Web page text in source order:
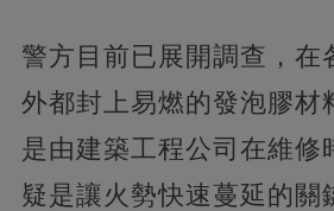
警方目前已展開調查，在
外都封上易燃的發泡膠材
是由建築工程公司在維修
疑是讓火勢快速蔓延的關